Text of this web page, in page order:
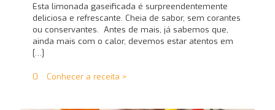
Esta limonada gaseificada é surpreendentemente
deliciosa e refrescante. Cheia de sabor, sem corantes
ou conservantes. Antes de mais, já sabemos que,
ainda mais com o calor, devemos estar atentos em
[…]
0 Conhecer a receita >